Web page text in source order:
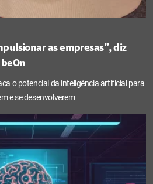
as empresas”, diz
o potencial da inteligência artificial para
e se desenvolverem